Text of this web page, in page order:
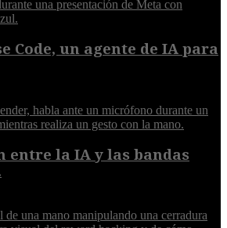
Code, un agente de IA para
entre la IA y las bandas